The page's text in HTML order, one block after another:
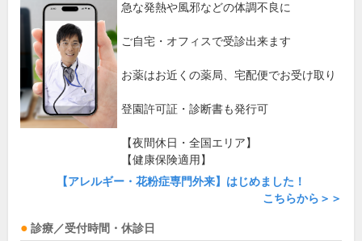
急な発熱や風邪などの体調不良に
ご自宅・オフィスで受診出来ます
お薬はお近くの薬局、宅配便でお受け取り
登園許可証・診断書も発行可
【夜間休日・全国エリア】
【健康保険適用】
【アレルギー・花粉症専門外来】はじめました！
こちらから＞＞
診療／受付時間・休診日